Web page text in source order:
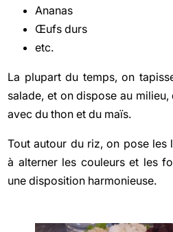
Ananas
Œufs durs
etc.
La plupart du temps, on
salade, et on dispose au
avec du thon et du maïs.
Tout autour du riz, on pose les
à alterner les couleurs et les
une disposition harmonieuse.